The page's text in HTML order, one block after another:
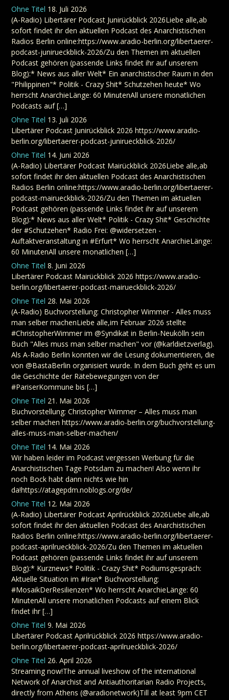
Ohne Titel 18. Juli 2026
(A-Radio) Libertärer Podcast Junirückblick 2026Liebe alle,ab
sofort findet ihr den aktuellen Podcast des Anarchistischen
Radios Berlin online:https://www.aradio-berlin.org/libertaerer-
podcast-junirueckblick-2026/Zu den Themen im aktuellen
Podcast gehören (passende Links findet ihr auf unserem
Blog):* News aus aller Welt* Ein anarchistischer Raum in den
"Philippinen"* Politik - Crazy Shit* Schutzehen heute* Wo
herrscht AnarchieLänge: 60 MinutenAll unsere monatlichen
Podcasts auf […]
Ohne Titel 13. Juli 2026
Libertärer Podcast Junirückblick 2026 https://www.aradio-
berlin.org/libertaerer-podcast-junirueckblick-2026/
Ohne Titel 14. Juni 2026
(A-Radio) Libertärer Podcast Mairückblick 2026Liebe alle,ab
sofort findet ihr den aktuellen Podcast des Anarchistischen
Radios Berlin online:https://www.aradio-berlin.org/libertaerer-
podcast-mairueckblick-2026/Zu den Themen im aktuellen
Podcast gehören (passende Links findet ihr auf unserem
Blog):* News aus aller Welt* Politik - Crazy Shit* Geschichte
der #Schutzehen* Radio Frei: @widersetzen -
Auftaktveranstaltung in #Erfurt* Wo herrscht AnarchieLänge:
60 MinutenAll unsere monatlichen […]
Ohne Titel 8. Juni 2026
Libertärer Podcast Mairückblick 2026 https://www.aradio-
berlin.org/libertaerer-podcast-mairueckblick-2026/
Ohne Titel 28. Mai 2026
(A-Radio) Buchvorstellung: Christopher Wimmer - Alles muss
man selber machenLiebe alle,im Februar 2026 stellte
#ChristopherWimmer im @Syndikat in Berlin-Neukölln sein
Buch "Alles muss man selber machen" vor (@karldietzverlag).
Als A-Radio Berlin konnten wir die Lesung dokumentieren, die
von @BastaBerlin organisiert wurde. In dem Buch geht es um
die Geschichte der Rätebewegungen von der
#PariserKommune bis […]
Ohne Titel 21. Mai 2026
Buchvorstellung: Christopher Wimmer – Alles muss man
selber machen https://www.aradio-berlin.org/buchvorstellung-
alles-muss-man-selber-machen/
Ohne Titel 14. Mai 2026
Wir haben leider im Podcast vergessen Werbung für die
Anarchistischen Tage Potsdam zu machen! Also wenn ihr
noch Bock habt dann nichts wie hin
da!https://atagepdm.noblogs.org/de/
Ohne Titel 12. Mai 2026
(A-Radio) Libertärer Podcast Aprilrückblick 2026Liebe alle,ab
sofort findet ihr den aktuellen Podcast des Anarchistischen
Radios Berlin online:https://www.aradio-berlin.org/libertaerer-
podcast-aprilrueckblick-2026/Zu den Themen im aktuellen
Podcast gehören (passende Links findet ihr auf unserem
Blog):* Kurznews* Politik - Crazy Shit* Podiumsgespräch:
Aktuelle Situation im #Iran* Buchvorstellung:
#MosaikDerResilienzen* Wo herrscht AnarchieLänge: 60
MinutenAll unsere monatlichen Podcasts auf einem Blick
findet ihr […]
Ohne Titel 9. Mai 2026
Libertärer Podcast Aprilrückblick 2026 https://www.aradio-
berlin.org/libertaerer-podcast-aprilrueckblick-2026/
Ohne Titel 26. April 2026
Streaming now!The annual liveshow of the international
Network of Anarchist and Antiauthoritarian Radio Projects,
directly from Athens (@aradionetwork)Till at least 9pm CET